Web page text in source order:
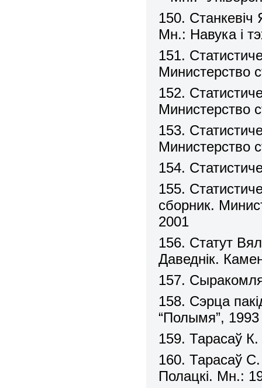
150. Станкевіч
Мн.: Навука і
151.
Министерство
152.
Министерство
153.
Министерство
154.
155.
сборник.
2001
156. Статут
Даведнік.
157.
158. Сэрца
“Полымя”, 1993
159. Тарасаў
160. Тарасаў
Полацкі. Мн.: